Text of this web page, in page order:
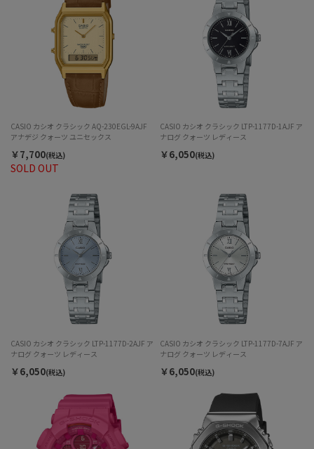
SOLD OUT
CASIO カシオ クラシック AQ-230EGL-9AJF
アナデジ クォーツ ユニセックス
￥7,700(税込)
CASIO カシオ クラシック LTP-1177D-1AJF ア
ナログ クォーツ レディース
￥6,050(税込)
CASIO カシオ クラシック LTP-1177D-2AJF ア
ナログ クォーツ レディース
￥6,050(税込)
CASIO カシオ クラシック LTP-1177D-7AJF ア
ナログ クォーツ レディース
￥6,050(税込)